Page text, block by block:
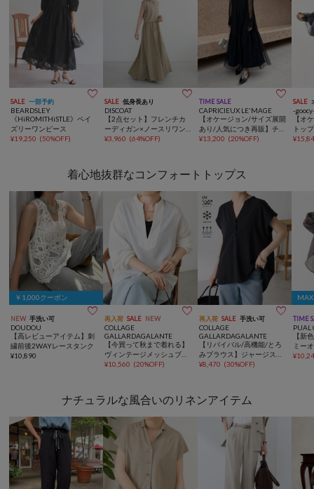
SALE 一部予約 
BEARDSLEY
《HiROMITHiSTLE》ペイ
ズリーワンピース
¥19,250 (50%OFF)
SALE 低身長あり 
DISCOAT
【2点セット】フレンチカ
ーディガン×ノースリワン
ピース
¥3,960 (64%OFF)
TIME SALE 
CAPRICIEUX LE'MAGE
【オケージョン/サイズ展開
あり/人気につき再販】チュ
ールハイネックワンピース
¥13,200 (20%OFF)
SALE
-
【オ
トッ
ップ
¥
着心地抜群なコンフォートトップス
￥1,000クーポン
NEW 手洗い可 
DOUDOU
【高レビューアイテム】刺
繍前後2WAYレースタンク
¥10,890
再入荷 SALE NEW 
COLLAGE
GALLARDAGALANTE
【今買って秋まで着れる】
ヴィンテージメッシュブラ
ウス/シアー
¥10,560 (20%OFF)
再入荷 SALE 手洗い可 
COLLAGE
GALLARDAGALANTE
【リバイバル/高機能/とろ
みブラウス】ジャージスキ
ッパーブラウス
¥8,470 (30%OFF)
TIME
PUAL
【新
ミー
ス
¥
ナチュラルな風合いのリネンアイテム